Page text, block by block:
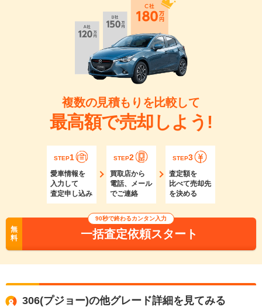
複数の見積もりを比較して
最高額で売却しよう!
STEP1
愛車情報を
入力して
査定申し込み
STEP2
買取店から
電話、メール
でご連絡
STEP3
査定額を
比べて売却先
を決める
無
料
90秒で終わるカンタン入力
一括査定依頼スタート
306(プジョー)の他グレード詳細を見てみる